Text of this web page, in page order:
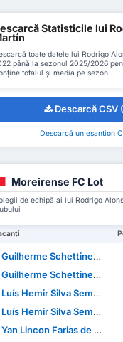
Statisticile lui
toate datele lui Rodrigo
până la sezonul 2025/2026
totalul și media pe sezon.
Descarcă CSV
Descarcă un eșantion
Moreirense FC Lot
de echipă ai lui Rodrigo
Guilherme Schettine Guimarães
Guilherme Schettine Guimarães
Luís Hemir Silva Semedo
Luís Hemir Silva Semedo
Yan Lincon Farias de Sousa